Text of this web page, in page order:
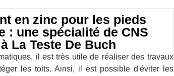
en zinc pour les pieds
: une spécialité de CNS
La Teste De Buch
il est très utile de réaliser des travaux
les toits. Ainsi, il est possible d'éviter les